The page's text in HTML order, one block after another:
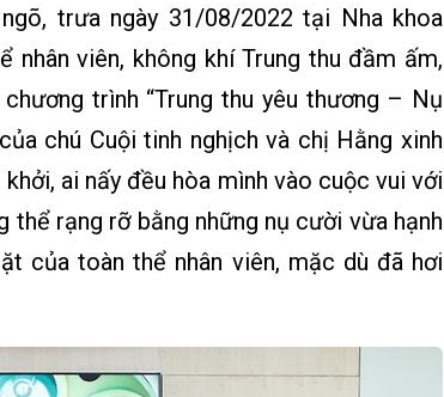
trưa ngày 31/08/2022 tại Nha khoa
nhân viên, không khí Trung thu đầm ấm,
trình “Trung thu yêu thương – Nụ
chú Cuội tinh nghịch và chị Hằng xinh
ai nấy đều hòa mình vào cuộc vui với
rạng rỡ bằng những nụ cười vừa hạnh
của toàn thể nhân viên, mặc dù đã hơi